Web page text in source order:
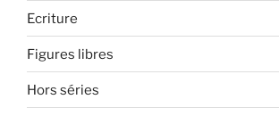
Ecriture
Figures libres
Hors séries